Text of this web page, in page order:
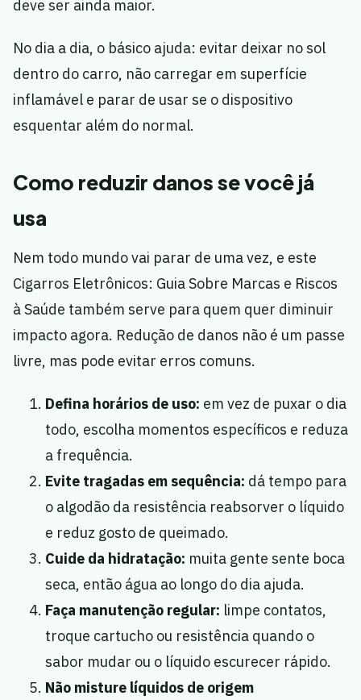
deve ser ainda maior.
No dia a dia, o básico ajuda: evitar deixar no sol
dentro do carro, não carregar em superfície
inflamável e parar de usar se o dispositivo
esquentar além do normal.
Como reduzir danos se você já
usa
Nem todo mundo vai parar de uma vez, e este
Cigarros Eletrônicos: Guia Sobre Marcas e Riscos
à Saúde também serve para quem quer diminuir
impacto agora. Redução de danos não é um passe
livre, mas pode evitar erros comuns.
Defina horários de uso: em vez de puxar o dia
todo, escolha momentos específicos e reduza
a frequência.
Evite tragadas em sequência: dá tempo para
o algodão da resistência reabsorver o líquido
e reduz gosto de queimado.
Cuide da hidratação: muita gente sente boca
seca, então água ao longo do dia ajuda.
Faça manutenção regular: limpe contatos,
troque cartucho ou resistência quando o
sabor mudar ou o líquido escurecer rápido.
Não misture líquidos de origem